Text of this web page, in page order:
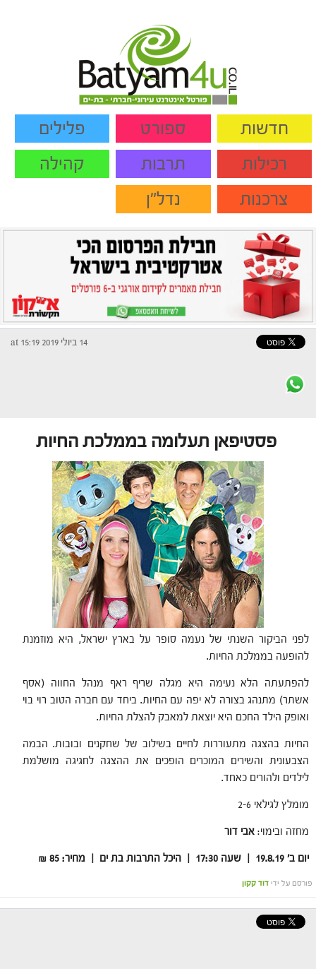
חדשות ספורט
פלילים
רכילות
תרבות
קהילה
צרכנות
נדל"ן
14 ביולי 2019 at 15:19
פסטיפאן תעלומה בממלכת החיות
לפני הביקור השנתי של נעמה סופר על בארץ ישראל, היא מוזמנת
להופעה בממלכת החיות.
להפתעתה הלא נעימה היא מגלה שריף ראף מנהל החווה (אסף
אשתר) מתנהג בצורה לא יפה עם החיות. ביחד עם חברה הטוב רוי בוי
ואופק הילד החכם היא יוצאת למאבק להצלת החיות.
החיות בהצגה מתעוררות לחיים בשילוב של שחקנים ובובות. הבמה
הצבעונית והשירים המוכרים הופכים את ההצגה לחגיגה מושלמת
לילדים ולהורים כאחד.
מומלץ לגילאי 2-6
מחזה ובימוי: אבי דור
יום ב' 19.8.19 | שעה 17:30 | היכל התרבות בת ים | מחיר: 85 ₪
פורסם על ידי דוד קקון